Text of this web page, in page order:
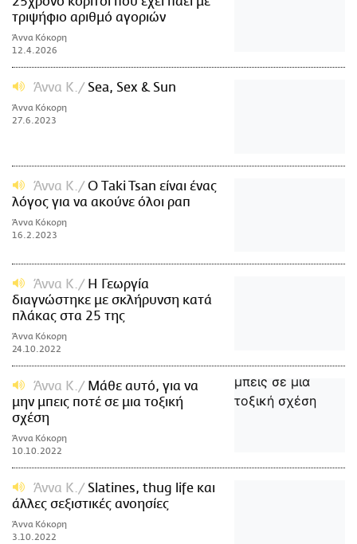
τριψήφιο αριθμό αγοριών
Άννα Κόκορη
12.4.2026
Άννα Κ. Sea, Sex & Sun
Άννα Κόκορη
27.6.2023
Άννα Κ.
Ο Τaki Tsan είναι ένας
λόγος για να ακούνε όλοι ραπ
Άννα Κόκορη
16.2.2023
Άννα Κ.
Η Γεωργία
διαγνώστηκε με σκλήρυνση κατά
πλάκας στα 25 της
Άννα Κόκορη
24.10.2022
Άννα Κ.
Μάθε αυτό, για να
μην μπεις ποτέ σε μια τοξική
σχέση
Άννα Κόκορη
10.10.2022
Άννα Κ.
Slatines, thug life και
άλλες σεξιστικές ανοησίες
Άννα Κόκορη
3.10.2022